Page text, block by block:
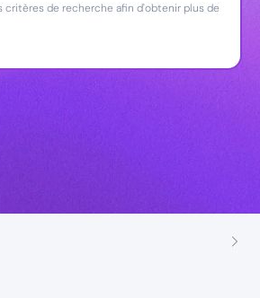
critères de recherche afin d'obtenir plus de